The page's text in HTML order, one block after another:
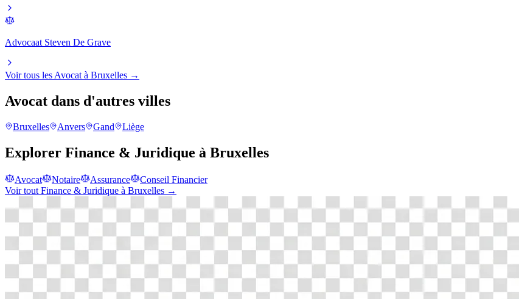
Advocaat Steven De Grave
Voir tous les Avocat à Bruxelles →
Avocat dans d'autres villes
Bruxelles Anvers Gand Liège
Explorer Finance & Juridique à Bruxelles
Avocat Notaire Assurance
Conseil Financier
Voir tout Finance & Juridique à Bruxelles →